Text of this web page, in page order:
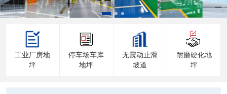
工业厂房地
坪
停车场车库
地坪
无震动止滑
坡道
耐磨硬化地
坪